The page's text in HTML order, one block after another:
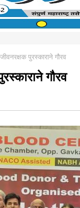
पुरस्काराने गौरव
गौरव